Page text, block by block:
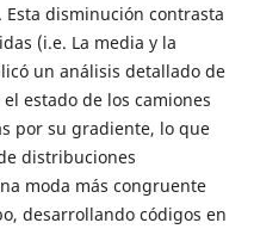
disminución contrasta
(i.e. La media y la
un análisis detallado de
estado de los camiones
por su gradiente, lo que
distribuciones
moda más congruente
desarrollando códigos en